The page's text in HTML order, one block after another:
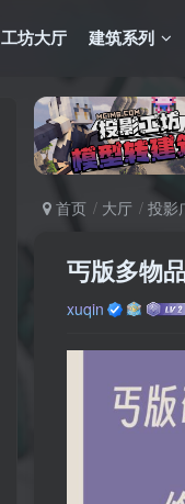
工坊大厅 建筑系列
首页 大厅 投影
丐版多物
xuqin